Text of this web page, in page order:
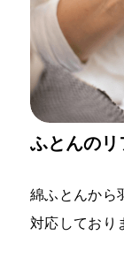
ふとんの
綿ふとんから
対応しており